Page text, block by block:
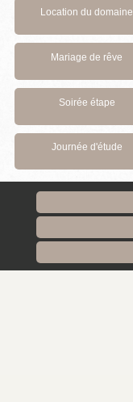
Location du domaine
Mariage de rêve
Soirée étape
Journée d'étude